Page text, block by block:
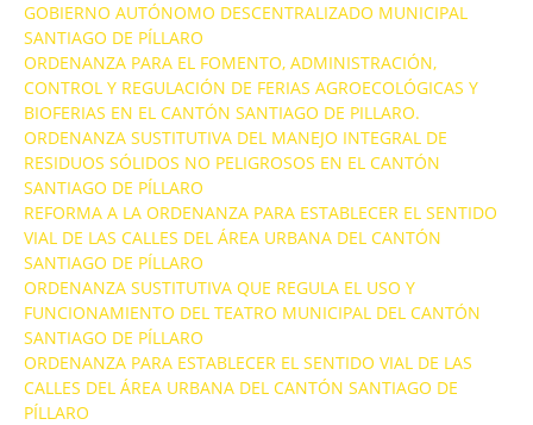
GOBIERNO AUTÓNOMO DESCENTRALIZADO MUNICIPAL
SANTIAGO DE PÍLLARO
ORDENANZA PARA EL FOMENTO, ADMINISTRACIÓN,
CONTROL Y REGULACIÓN DE FERIAS AGROECOLÓGICAS Y
BIOFERIAS EN EL CANTÓN SANTIAGO DE PILLARO.
ORDENANZA SUSTITUTIVA DEL MANEJO INTEGRAL DE
RESIDUOS SÓLIDOS NO PELIGROSOS EN EL CANTÓN
SANTIAGO DE PÍLLARO
REFORMA A LA ORDENANZA PARA ESTABLECER EL SENTIDO
VIAL DE LAS CALLES DEL ÁREA URBANA DEL CANTÓN
SANTIAGO DE PÍLLARO
ORDENANZA SUSTITUTIVA QUE REGULA EL USO Y
FUNCIONAMIENTO DEL TEATRO MUNICIPAL DEL CANTÓN
SANTIAGO DE PÍLLARO
ORDENANZA PARA ESTABLECER EL SENTIDO VIAL DE LAS
CALLES DEL ÁREA URBANA DEL CANTÓN SANTIAGO DE
PÍLLARO